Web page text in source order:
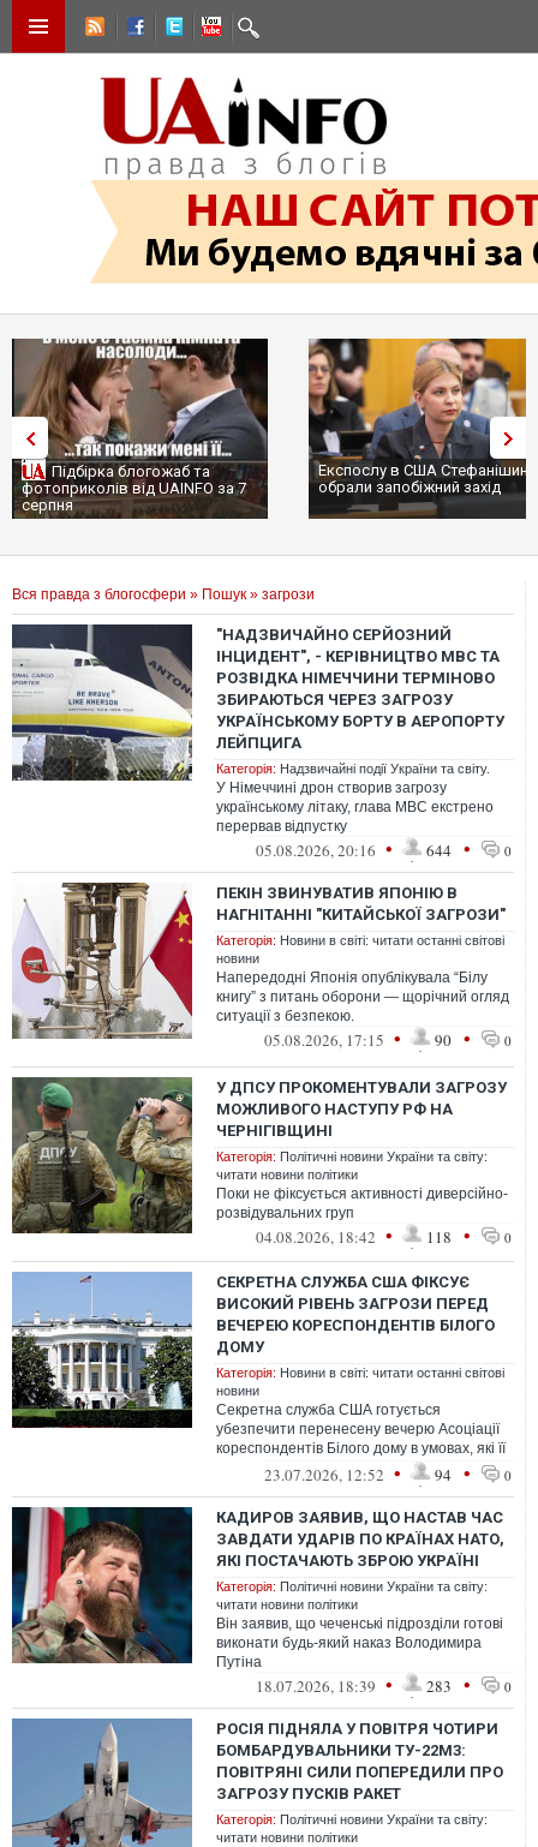
Підбірка блогожаб та
фотоприколів від UAINFO за 7
серпня
Експослу в США
обрали запобіжний захід
Вся правда з блогосфери » Пошук » загрози
"НАДЗВИЧАЙНО СЕРЙОЗНИЙ
ІНЦИДЕНТ", - КЕРІВНИЦТВО МВС ТА
РОЗВІДКА НІМЕЧЧИНИ ТЕРМІНОВО
ЗБИРАЮТЬСЯ ЧЕРЕЗ ЗАГРОЗУ
УКРАЇНСЬКОМУ БОРТУ В АЕРОПОРТУ
ЛЕЙПЦИГА
Категорія: Надзвичайні події України та світу.
У Німеччині дрон створив загрозу
українському літаку, глава МВС екстрено
перервав відпустку
05.08.2026, 20:16 • 644 • 0
ПЕКІН ЗВИНУВАТИВ ЯПОНІЮ В
НАГНІТАННІ "КИТАЙСЬКОЇ ЗАГРОЗИ"
Категорія: Новини в світі: читати останні світові
новини
Напередодні Японія опублікувала “Білу
книгу” з питань оборони — щорічний огляд
ситуації з безпекою.
05.08.2026, 17:15 • 90 • 0
У ДПСУ ПРОКОМЕНТУВАЛИ ЗАГРОЗУ
МОЖЛИВОГО НАСТУПУ РФ НА
ЧЕРНІГІВЩИНІ
Категорія: Політичні новини України та світу:
читати новини політики
Поки не фіксується активності диверсійно-
розвідувальних груп
04.08.2026, 18:42 • 118 • 0
СЕКРЕТНА СЛУЖБА США ФІКСУЄ
ВИСОКИЙ РІВЕНЬ ЗАГРОЗИ ПЕРЕД
ВЕЧЕРЕЮ КОРЕСПОНДЕНТІВ БІЛОГО
ДОМУ
Категорія: Новини в світі: читати останні світові
новини
Секретна служба США готується
убезпечити перенесену вечерю Асоціації
кореспондентів Білого дому в умовах, які її
директор назвав "найвищим рівнем загр...
23.07.2026, 12:52 • 94 • 0
КАДИРОВ ЗАЯВИВ, ЩО НАСТАВ ЧАС
ЗАВДАТИ УДАРІВ ПО КРАЇНАХ НАТО,
ЯКІ ПОСТАЧАЮТЬ ЗБРОЮ УКРАЇНІ
Категорія: Політичні новини України та світу:
читати новини політики
Він заявив, що чеченські підрозділи готові
виконати будь-який наказ Володимира
Путіна
18.07.2026, 18:39 • 283 • 0
РОСІЯ ПІДНЯЛА У ПОВІТРЯ ЧОТИРИ
БОМБАРДУВАЛЬНИКИ ТУ-22М3:
ПОВІТРЯНІ СИЛИ ПОПЕРЕДИЛИ ПРО
ЗАГРОЗУ ПУСКІВ РАКЕТ
Категорія: Політичні новини України та світу:
читати новини політики